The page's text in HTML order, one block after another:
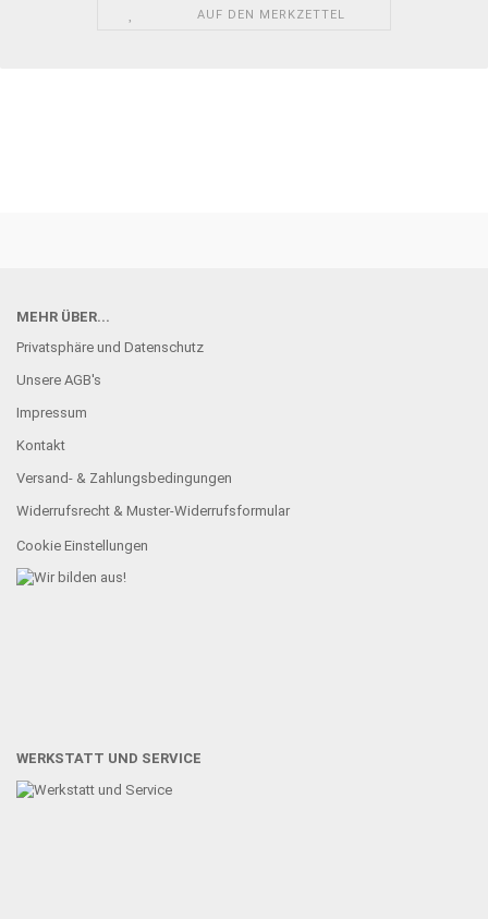
AUF DEN MERKZETTEL
MEHR ÜBER...
Privatsphäre und Datenschutz
Unsere AGB's
Impressum
Kontakt
Versand- & Zahlungsbedingungen
Widerrufsrecht & Muster-Widerrufsformular
Cookie Einstellungen
WERKSTATT UND SERVICE